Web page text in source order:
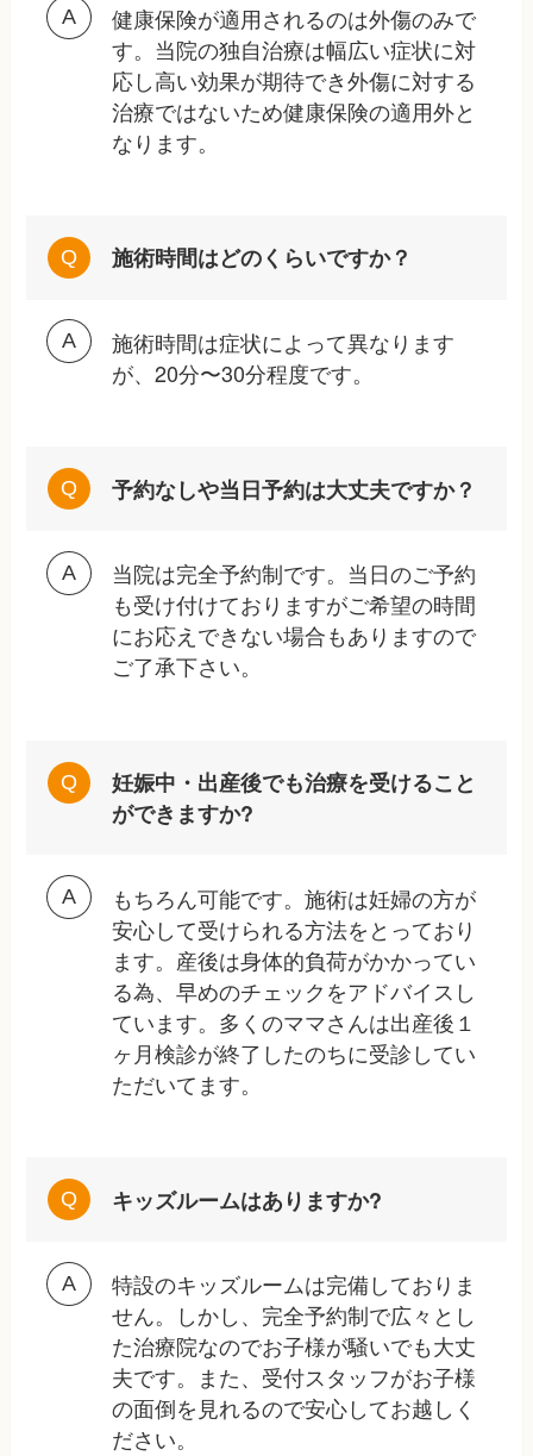
健康保険が適用されるのは外傷のみで
す。当院の独自治療は幅広い症状に対
応し高い効果が期待でき外傷に対する
治療ではないため健康保険の適用外と
なります。
施術時間はどのくらいですか？
施術時間は症状によって異なります
が、20分〜30分程度です。
予約なしや当日予約は大丈夫ですか？
当院は完全予約制です。当日のご予約
も受け付けておりますがご希望の時間
にお応えできない場合もありますので
ご了承下さい。
妊娠中・出産後でも治療を受けること
ができますか?
もちろん可能です。施術は妊婦の方が
安心して受けられる方法をとっており
ます。産後は身体的負荷がかかってい
る為、早めのチェックをアドバイスし
ています。多くのママさんは出産後１
ヶ月検診が終了したのちに受診してい
ただいてます。
キッズルームはありますか?
特設のキッズルームは完備しておりま
せん。しかし、完全予約制で広々とし
た治療院なのでお子様が騒いでも大丈
夫です。また、受付スタッフがお子様
の面倒を見れるので安心してお越しく
ださい。